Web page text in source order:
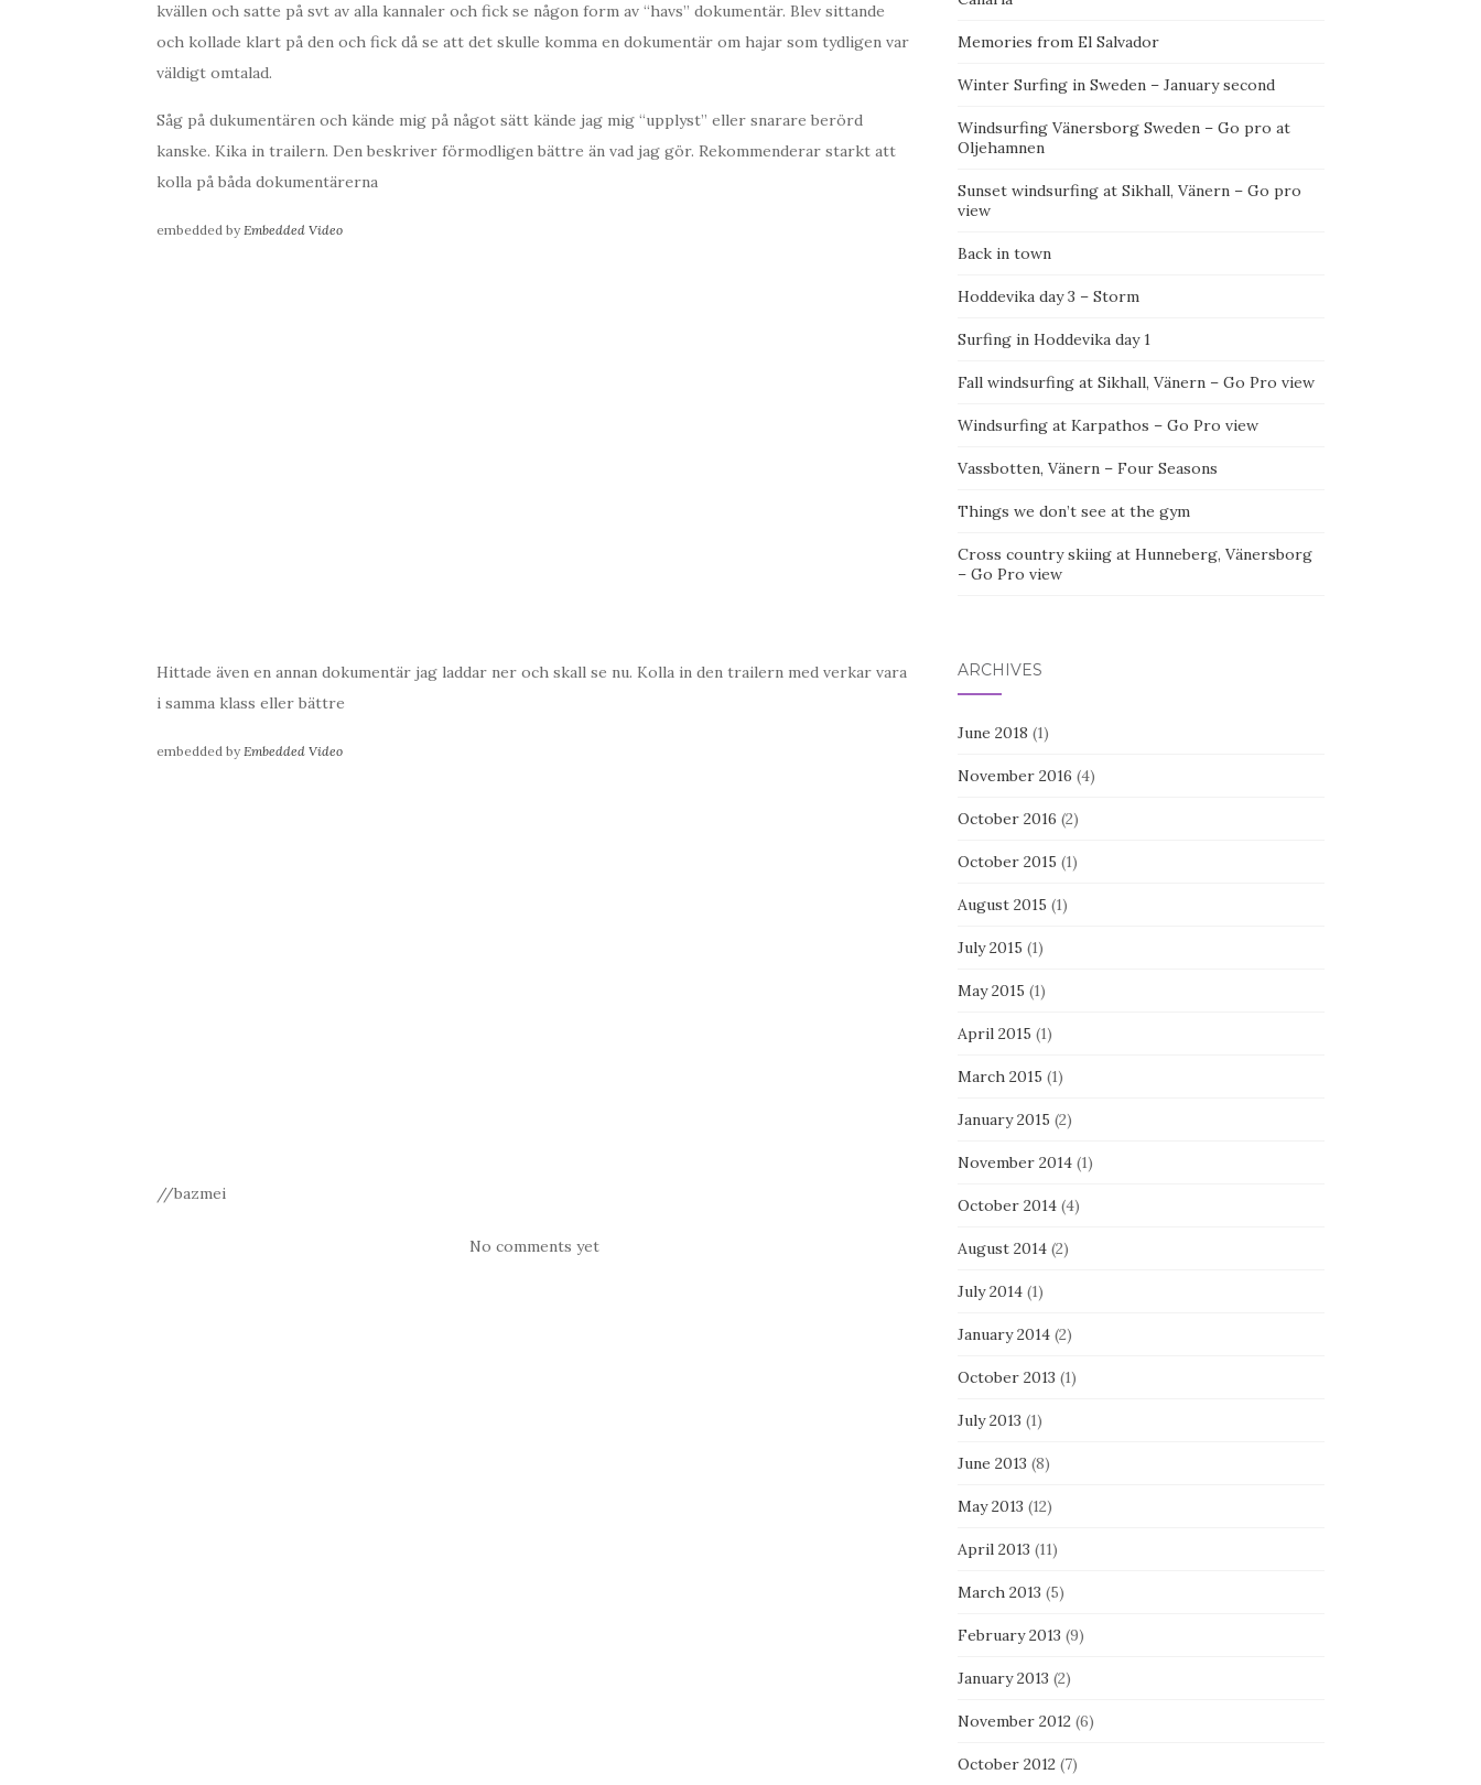
kvällen och satte på svt av alla kannaler och fick se någon form av “havs” dokumentär. Blev sittande
och kollade klart på den och fick då se att det skulle komma en dokumentär om hajar som tydligen var
väldigt omtalad.
Såg på dukumentären och kände mig på något sätt kände jag mig “upplyst” eller snarare berörd
kanske. Kika in trailern. Den beskriver förmodligen bättre än vad jag gör. Rekommenderar starkt att
kolla på båda dokumentärerna
embedded by Embedded Video
Hittade även en annan dokumentär jag laddar ner och skall se nu. Kolla in den trailern med verkar vara
i samma klass eller bättre
embedded by Embedded Video
//bazmei
No comments yet
Memories from El Salvador
Winter Surfing in Sweden – January second
Windsurfing Vänersborg Sweden – Go pro at
Oljehamnen
Sunset windsurfing at Sikhall, Vänern – Go pro
view
Back in town
Hoddevika day 3 – Storm
Surfing in Hoddevika day 1
Fall windsurfing at Sikhall, Vänern – Go Pro view
Windsurfing at Karpathos – Go Pro view
Vassbotten, Vänern – Four Seasons
Things we don’t see at the gym
Cross country skiing at Hunneberg, Vänersborg
– Go Pro view
ARCHIVES
June 2018 (1)
November 2016 (4)
October 2016 (2)
October 2015 (1)
August 2015 (1)
July 2015 (1)
May 2015 (1)
April 2015 (1)
March 2015 (1)
January 2015 (2)
November 2014(1)
October 2014(4)
August 2014(2)
July 2014(1)
January 2014(2)
October 2013 (1)
July 2013 (1)
June 2013 (8)
May 2013 (12)
April 2013 (11)
March 2013 (5)
February 2013 (9)
January 2013 (2)
November 2012(6)
October 2012(7)